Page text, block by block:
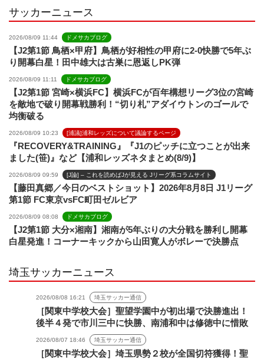
サッカーニュース
2026/08/09 11:44 ドメサカブログ
【J2第1節 鳥栖×甲府】鳥栖が好相性の甲府に2-0快勝で5年ぶ
り開幕白星！田中雄大は古巣に恩返しPK弾
2026/08/09 11:11 ドメサカブログ
【J2第1節 宮崎×横浜FC】横浜FCが百年構想リーグ3位の宮崎
を敵地で破り開幕戦勝利！“切り札”アダイウトンのゴールで
均衡破る
2026/08/09 10:23 [浦議]浦和レッズについて議論するページ
『RECOVERY&TRAINING』『J1のピッチに立つことが出来
ました(笹)』など【浦和レッズネタまとめ(8/9)】
2026/08/09 09:59 [J論] – これを読めばJが見える Jリーグ系コラムサイト
【藤田真郷／今日のベストショット】2026年8月8日 J1リーグ
第1節 FC東京vsFC町田ゼルビア
2026/08/09 08:08 ドメサカブログ
【J2第1節 大分×湘南】湘南が5年ぶりの大分戦を勝利し開幕
白星発進！コーナーキックから山田寛人がボレーで決勝点
埼玉サッカーニュース
2026/08/08 16:21 埼玉サッカー通信
［関東中学校大会］聖望学園中が初出場で決勝進出！
後半４発で市川三中に快勝、南浦和中は修徳中に惜敗
2026/08/07 18:46 埼玉サッカー通信
［関東中学校大会］埼玉県勢２校が全国切符獲得！聖